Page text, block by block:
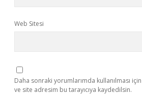
Web Sitesi
Daha sonraki yorumlarımda kullanılması
ve site adresim bu tarayıcıya kaydedilsin.